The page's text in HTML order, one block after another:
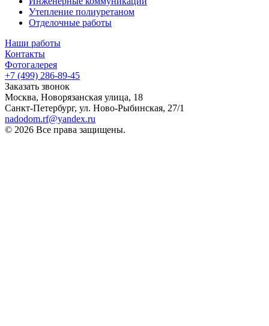
Утепление полиуретаном
Отделочные работы
Наши работы
Контакты
Фотогалерея
+7 (499) 286-89-45
Заказать звонок
Москва, Новорязанская улица, 18
Санкт-Петербург, ул. Ново-Рыбинская, 27/1
nadodom.rf@yandex.ru
© 2026 Все права защищены.